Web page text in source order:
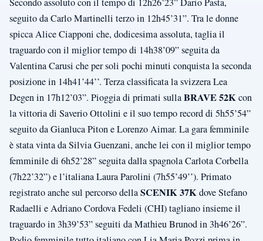
seguito da Carlo Martinelli terzo in 12h45’31”. Tra le donne
spicca Alice Ciapponi che, dodicesima assoluta, taglia il
traguardo con il miglior tempo di 14h38’09” seguita da
Valentina Carusi che per soli pochi minuti conquista la seconda
posizione in 14h41’44’’. Terza classificata la svizzera Lea
Degen in 17h12’03”. Pioggia di primati sullaBRAVE 52Kcon
la vittoria di Saverio Ottolini e il suo tempo record di 5h55’54”
seguito da Gianluca Piton e Lorenzo Aimar. La gara femminile
è stata vinta da Silvia Guenzani, anche lei con il miglior tempo
femminile di 6h52’28” seguita dalla spagnola Carlota Corbella
(7h22’32”) e l’italiana Laura Parolini (7h55’49’’). Primato
registrato anche sul percorso dellaSCENIK 37Kdove Stefano
Radaelli e Adriano Cordova Fedeli (CHI) tagliano insieme il
traguardo in 3h39’53” seguiti da Mathieu Brunod in 3h46’26”.